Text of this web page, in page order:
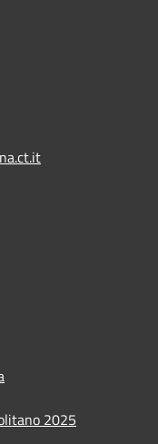
2025